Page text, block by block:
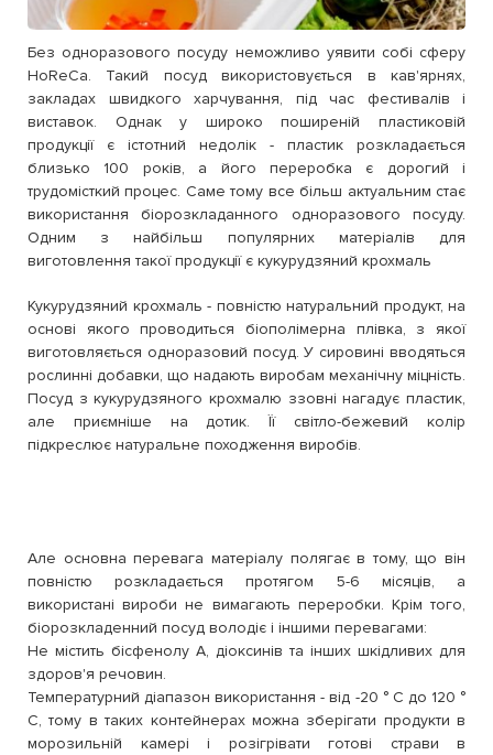
Без одноразового посуду неможливо уявити собі сферу
HoReCa. Такий посуд використовується в кав'ярнях,
закладах швидкого харчування, під час фестивалів і
виставок. Однак у широко поширеній пластиковій
продукції є істотний недолік - пластик розкладається
близько 100 років, а його переробка є дорогий і
трудомісткий процес. Саме тому все більш актуальним стає
використання біорозкладанного одноразового посуду.
Одним з найбільш популярних матеріалів для
виготовлення такої продукції є кукурудзяний крохмаль
Кукурудзяний крохмаль - повністю натуральний продукт, на
основі якого проводиться біополімерна плівка, з якої
виготовляється одноразовий посуд. У сировині вводяться
рослинні добавки, що надають виробам механічну міцність.
Посуд з кукурудзяного крохмалю ззовні нагадує пластик,
але приємніше на дотик. Її світло-бежевий колір
підкреслює натуральне походження виробів.
Але основна перевага матеріалу полягає в тому, що він
повністю розкладається протягом 5-6 місяців, а
використані вироби не вимагають переробки. Крім того,
біорозкладенний посуд володіє і іншими перевагами:
Не містить бісфенолу А, діоксинів та інших шкідливих для
здоров'я речовин.
Температурний діапазон використання - від -20 ° C до 120 °
C, тому в таких контейнерах можна зберігати продукти в
морозильній камері і розігрівати готові страви в